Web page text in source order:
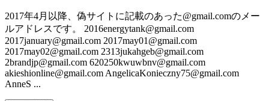
2017年4月以降、偽サイトに記載のあった@gmail.comのメー
ルアドレスです。 2016energytank@gmail.com
2017january@gmail.com 2017may01@gmail.com
2017may02@gmail.com 2313jukahgeb@gmail.com
2brandjp@gmail.com 620250kwuwbnv@gmail.com
akieshionline@gmail.com AngelicaKonieczny75@gmail.com
AnneS ...